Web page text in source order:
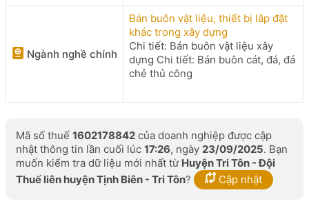
Ngành nghề chính
Bán buôn vật liệu, thiết bị lắp đặt
khác trong xây dựng
Chi tiết: Bán buôn vật liệu xây
dựng Chi tiết: Bán buôn cát, đá, đá
chẻ thủ công
Mã số thuế 1602178842 của doanh nghiệp được cập
nhật thông tin lần cuối lúc 17:26, ngày 23/09/2025. Bạn
muốn kiểm tra dữ liệu mới nhất từ Huyện Tri Tôn - Đội
Thuế liên huyện Tịnh Biên - Tri Tôn? Cập nhật